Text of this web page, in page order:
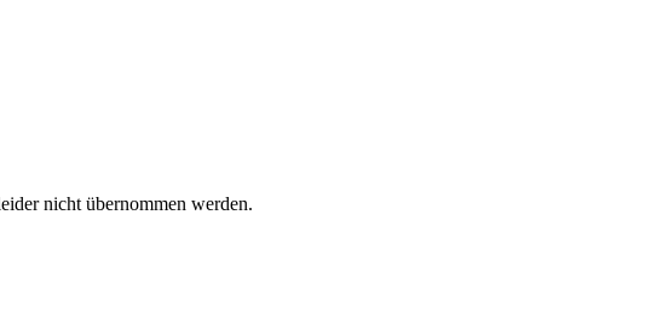
nicht übernommen werden.